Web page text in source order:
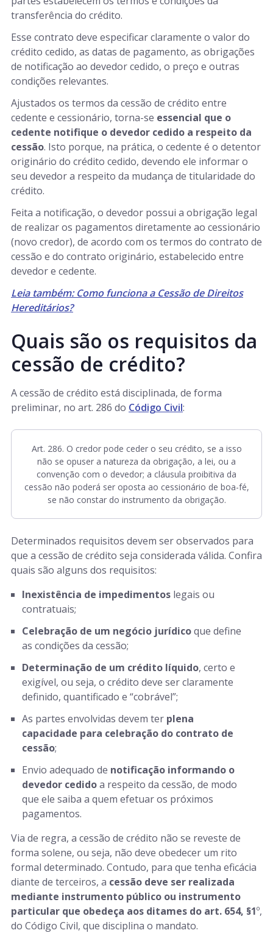
transferência do crédito.
Esse contrato deve especificar claramente o valor do
crédito cedido, as datas de pagamento, as obrigações
de notificação ao devedor cedido, o preço e outras
condições relevantes.
Ajustados os termos da cessão de crédito entre
cedente e cessionário, torna-se essencial que o
cedente notifique o devedor cedido a respeito da
cessão. Isto porque, na prática, o cedente é o detentor
originário do crédito cedido, devendo ele informar o
seu devedor a respeito da mudança de titularidade do
crédito.
Feita a notificação, o devedor possui a obrigação legal
de realizar os pagamentos diretamente ao cessionário
(novo credor), de acordo com os termos do contrato de
cessão e do contrato originário, estabelecido entre
devedor e cedente.
Leia também: Como funciona a Cessão de Direitos
Hereditários?
Quais são os requisitos da
cessão de crédito?
A cessão de crédito está disciplinada, de forma
preliminar, no art. 286 do Código Civil:
Art. 286. O credor pode ceder o seu crédito, se a isso
não se opuser a natureza da obrigação, a lei, ou a
convenção com o devedor; a cláusula proibitiva da
cessão não poderá ser oposta ao cessionário de boa-fé,
se não constar do instrumento da obrigação.
Determinados requisitos devem ser observados para
que a cessão de crédito seja considerada válida. Confira
quais são alguns dos requisitos:
Inexistência de impedimentos legais ou
contratuais;
Celebração de um negócio jurídicoque define
as condições da cessão;
Determinação de um crédito líquido, certo e
exigível, ou seja, o crédito deve ser claramente
definido, quantificado e “cobrável”;
As partes envolvidas devem ter plena
capacidade para celebração do contrato de
cessão;
Envio adequado de notificação informando o
devedor cedidoa respeito da cessão, de modo
que ele saiba a quem efetuar os próximos
pagamentos.
Via de regra, a cessão de crédito não se reveste de
forma solene, ou seja, não deve obedecer um rito
formal determinado. Contudo, para que tenha eficácia
diante de terceiros, a cessão deve ser realizada
mediante instrumento público ou instrumento
particular que obedeça aos ditames do art. 654, §1º,
do Código Civil, que disciplina o mandato.